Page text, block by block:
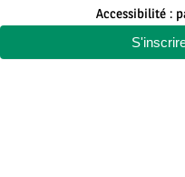
Accessibilité :